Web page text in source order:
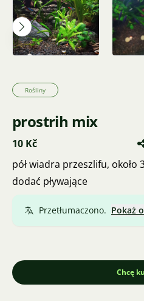
Rośliny
prostrih mix
10 Kč
pół wiadra przeszlifu,
dodać pływające
Przetłumaczono. Pokaż
Chcę